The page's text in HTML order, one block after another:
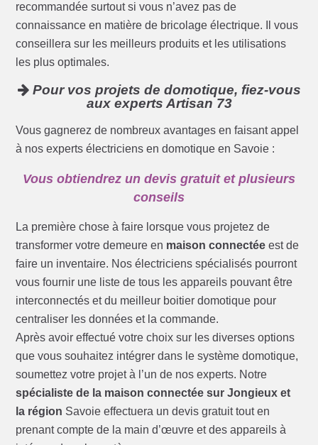
recommandée surtout si vous n’avez pas de
connaissance en matière de bricolage électrique. Il vous
conseillera sur les meilleurs produits et les utilisations
les plus optimales.
Pour vos projets de domotique, fiez-vous
aux experts Artisan 73
Vous gagnerez de nombreux avantages en faisant appel
à nos experts électriciens en domotique en Savoie :
Vous obtiendrez un devis gratuit et plusieurs
conseils
La première chose à faire lorsque vous projetez de
transformer votre demeure en maison connectée est de
faire un inventaire. Nos électriciens spécialisés pourront
vous fournir une liste de tous les appareils pouvant être
interconnectés et du meilleur boitier domotique pour
centraliser les données et la commande.
Après avoir effectué votre choix sur les diverses options
que vous souhaitez intégrer dans le système domotique,
soumettez votre projet à l’un de nos experts. Notre
spécialiste de la maison connectée sur Jongieux et
la région Savoie effectuera un devis gratuit tout en
prenant compte de la main d’œuvre et des appareils à